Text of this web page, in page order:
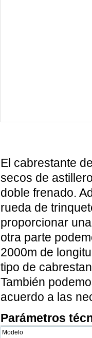
El cabrestante
secos de
doble frenado.
rueda de
proporcionar
otra parte
2000m de
tipo de
También
acuerdo a las
Parámetros
Modelo